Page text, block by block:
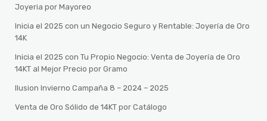
Joyeria por Mayoreo
Inicia el 2025 con un Negocio Seguro y Rentable: Joyería de Oro
14K
Inicia el 2025 con Tu Propio Negocio: Venta de Joyería de Oro
14KT al Mejor Precio por Gramo
Ilusion Invierno Campaña 8 – 2024 – 2025
Venta de Oro Sólido de 14KT por Catálogo